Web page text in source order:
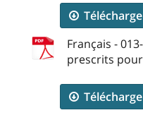
Français -
prescrits